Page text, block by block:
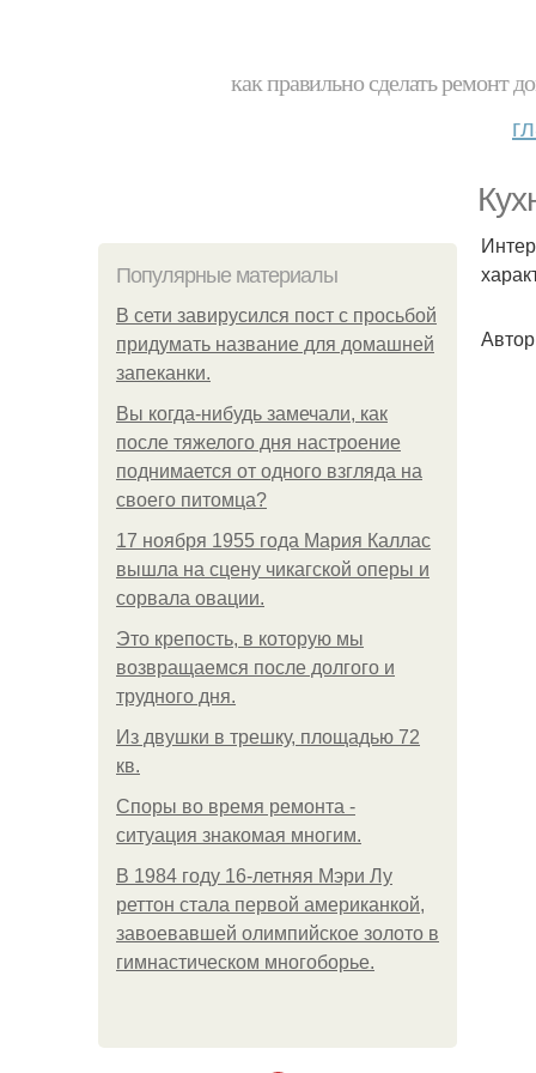
как правильно сделать ремонт
Популярные материалы
В сети завирусился пост с просьбой
придумать название для домашней
запеканки.
Вы когда-нибудь замечали, как
после тяжелого дня настроение
поднимается от одного взгляда на
своего питомца?
17 ноября 1955 года Мария Каллас
вышла на сцену чикагской оперы и
сорвала овации.
Это крепость, в которую мы
возвращаемся после долгого и
трудного дня.
Из двушки в трешку, площадью 72
кв.
Споры во время ремонта -
ситуация знакомая многим.
В 1984 году 16-летняя Мэри Лу
реттон стала первой американкой,
завоевавшей олимпийское золото в
гимнастическом многоборье.